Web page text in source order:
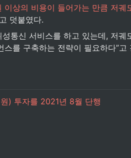
상의 비용이 들어가는 만큼 저
덧붙였다.
통신 서비스를 하고 있는데, 저
를 구축하는 전략이 필요하다”고
) 투자를 2021년 8월 단행